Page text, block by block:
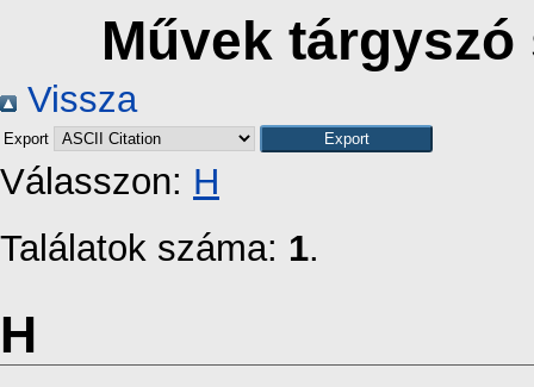
Művek
Vissza
Export
Válasszon: H
Találatok száma: 1.
H